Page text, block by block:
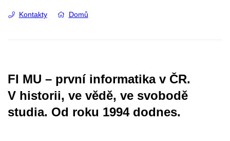
Kontakty Domů
FI MU – první informatika v ČR.
V historii, ve vědě, ve svobodě
studia. Od roku 1994 dodnes.